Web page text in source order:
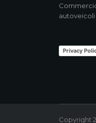
Privacy
Copyright